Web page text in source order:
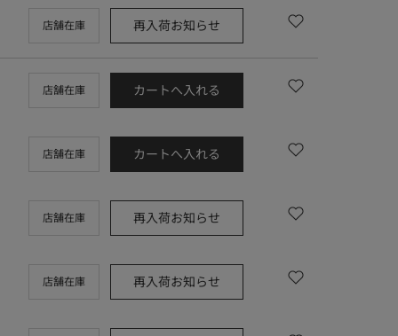
店舗在庫 再入荷お知らせ
店舗在庫 カートへ入れる
店舗在庫 カートへ入れる
店舗在庫 再入荷お知らせ
店舗在庫 再入荷お知らせ